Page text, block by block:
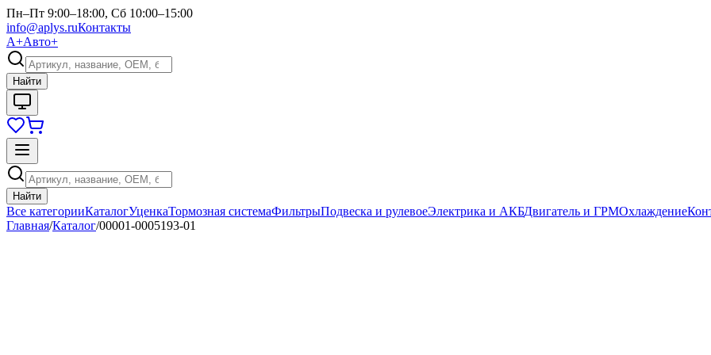
Пн–Пт 9:00–18:00, Сб 10:00–15:00
info@aplys.ruКонтакты
А+Авто+
Найти
Найти
Все категорииКаталогУценкаТормозная системаФильтрыПодвеска и рулевоеЭлектрика и АКБДвигатель и ГРМОхлаждение
Главная/Каталог/00001-0005193-01